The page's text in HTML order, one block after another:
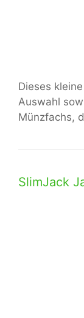
Dieses
Auswahl
Münzfachs,
SlimJack